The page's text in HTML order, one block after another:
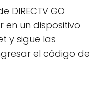
DIRECTV GO
un dispositivo
y sigue las
el código de